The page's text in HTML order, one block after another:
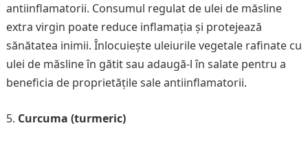
antiinflamatorii. Consumul regulat de ulei de măsline
extra virgin poate reduce inflamația și protejează
sănătatea inimii. Înlocuiește uleiurile vegetale rafinate cu
ulei de măsline în gătit sau adaugă-l în salate pentru a
beneficia de proprietățile sale antiinflamatorii.
Curcuma (turmeric)